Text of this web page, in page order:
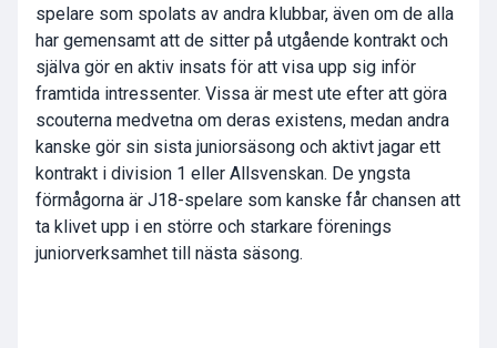
spelare som spolats av andra klubbar, även om de alla
har gemensamt att de sitter på utgående kontrakt och
själva gör en aktiv insats för att visa upp sig inför
framtida intressenter. Vissa är mest ute efter att göra
scouterna medvetna om deras existens, medan andra
kanske gör sin sista juniorsäsong och aktivt jagar ett
kontrakt i division 1 eller Allsvenskan. De yngsta
förmågorna är J18-spelare som kanske får chansen att
ta klivet upp i en större och starkare förenings
juniorverksamhet till nästa säsong.